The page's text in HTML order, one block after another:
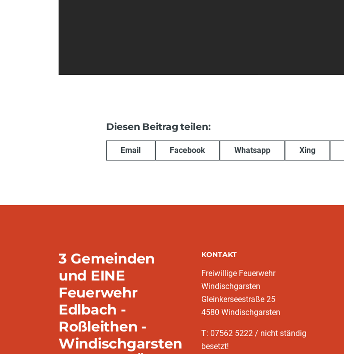
Diesen Beitrag teilen:
Email Facebook Whatsapp Xing
3 Gemeinden
und EINE
Feuerwehr
Edlbach -
Roßleithen -
Windischgarsten
KONTAKT
Freiwillige Feuerwehr
Windischgarsten
Gleinkerseestraße 25
4580 Windischgarsten
T: 07562 5222 / nicht ständig
besetzt!